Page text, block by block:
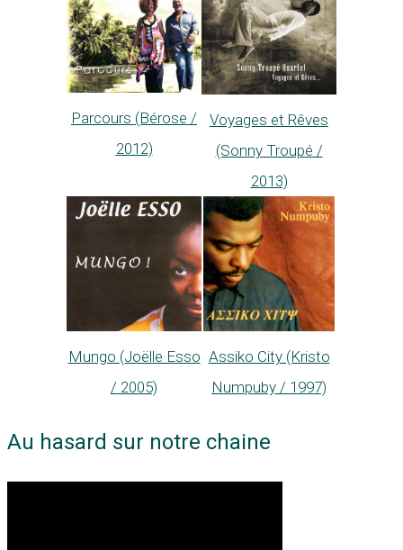
Parcours (Bérose /
2012)
Voyages et Rêves
(Sonny Troupé /
2013)
Mungo (Joëlle Esso
/ 2005)
Assiko City (Kristo
Numpuby / 1997)
Au hasard sur notre chaine